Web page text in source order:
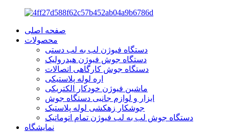
صفحه اصلی
محصولات
دستگاه فیوژن لب به لب دستی
دستگاه جوش فیوژن هیدرولیک
دستگاه جوش کارگاهی اتصالات
اره لوله پلاستیکی
ماشین فیوژن خودکار الکتریکی
ابزار و لوازم جانبی دستگاه جوش
جوشکار زهکشی لوله پلاستیک
دستگاه جوش لب به لب فیوژن تمام اتوماتیک
نمایشگاه